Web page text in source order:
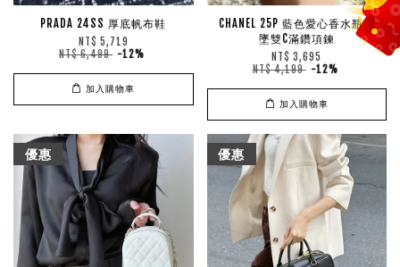
PRADA 24SS 厚底帆布鞋
NT$ 5,719
NT$ 6,499 -12%
加入購物車
CHANEL 25P 藍色愛心香水瓶吊
墜雙C滿鑽項鍊
NT$ 3,695
NT$ 4,199 -12%
加入購物車
優惠 優惠